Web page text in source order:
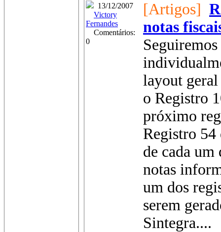
13/12/2007
Victory
Fernandes
Comentários:
0
[Artigos]
notas
layout
o Registro
próximo
Registro 54
de cada um
notas
um dos
serem
Sintegra....